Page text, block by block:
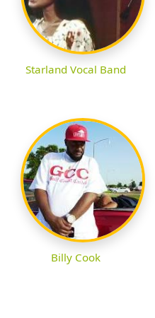
Starland Vocal Band
Billy Cook